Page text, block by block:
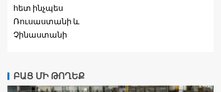
հետ ինչպես
Ռուսաստանի և
Չինաստանի
ԲԱՑ ՄԻ ԹՈՂԵՔ